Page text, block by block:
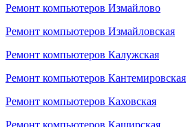
Ремонт компьютеров Измайлово
Ремонт компьютеров Измайловская
Ремонт компьютеров Калужская
Ремонт компьютеров Кантемировская
Ремонт компьютеров Каховская
Ремонт компьютеров Каширская